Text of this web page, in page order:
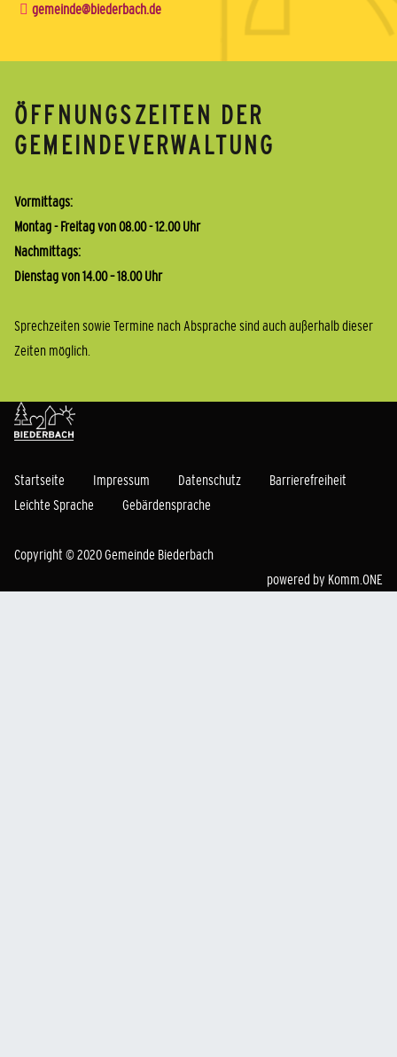
gemeinde@biederbach.de
ÖFFNUNGSZEITEN DER
GEMEINDEVERWALTUNG
Vormittags:
Montag - Freitag von 08.00 - 12.00 Uhr
Nachmittags:
Dienstag von 14.00 – 18.00 Uhr
Sprechzeiten sowie Termine nach Absprache sind auch außerhalb dieser
Zeiten möglich.
Startseite Impressum Datenschutz
Barrierefreiheit
Leichte Sprache
Gebärdensprache
Copyright © 2020 Gemeinde Biederbach
powered by Komm.ONE